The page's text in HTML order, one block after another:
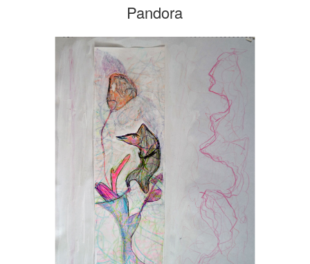
Pandora